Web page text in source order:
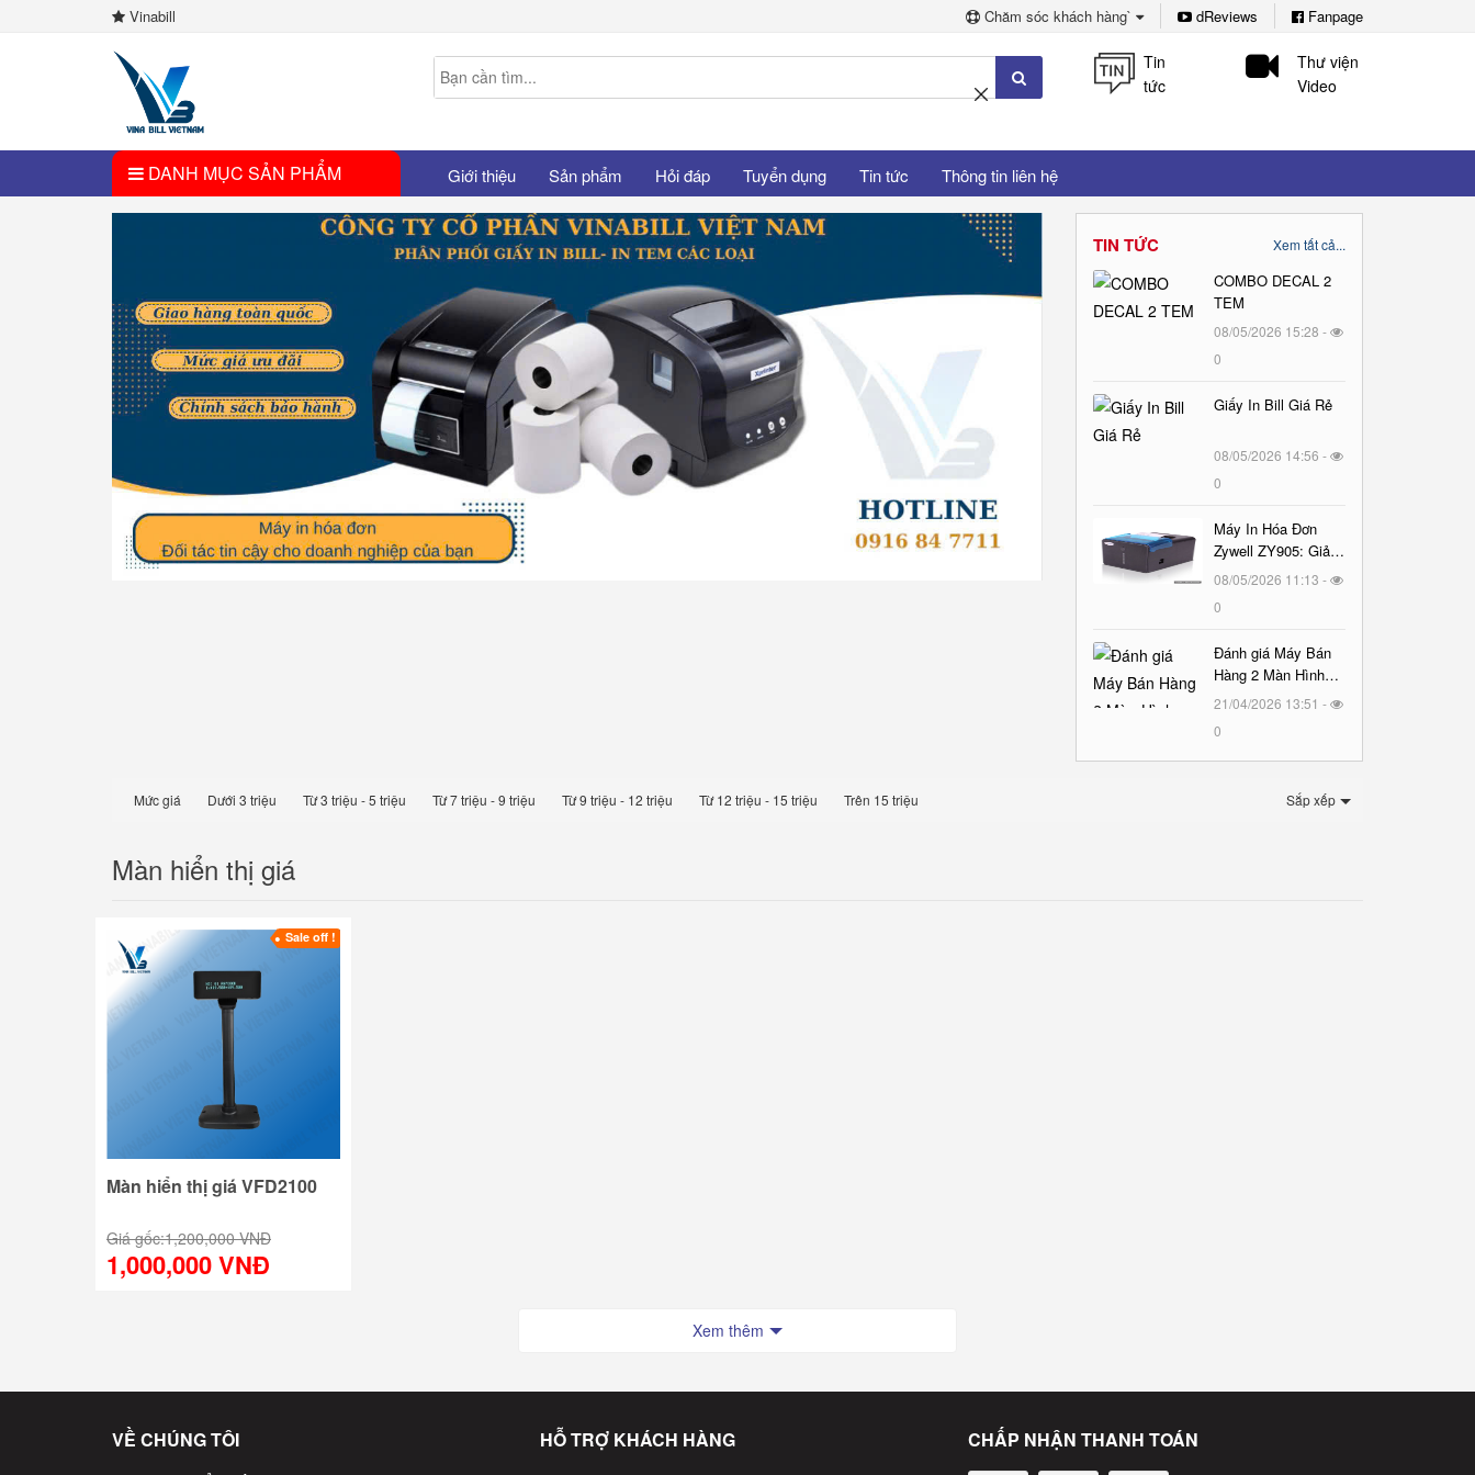
Vinabill Chăm sóc khách hàng` dReviews Fanpage
Tin
tức
Thư viện
Video
DANH MỤC SẢN PHẨM Giới thiệu Sản phẩm Hỏi đáp Tuyển dụng Tin tức Thông tin liên hệ
TIN TỨC Xem tất cả...
COMBO DECAL 2
TEM
08/05/2026 15:28 -
0
Giấy In Bill Giá Rẻ
08/05/2026 14:56 -
0
Máy In Hóa Đơn
Zywell ZY905: Giải
Pháp In Ấn Vượt
Hàng
08/05/2026 11:13 -
0
Đánh giá Máy Bán
Hàng 2 Màn Hình
TYSSO TS1717 :
Suất
21/04/2026 13:51 -
0
Mức giá Dưới 3 triệu Từ 3 triệu - 5 triệu Từ 7 triệu - 9 triệu Từ 9 triệu - 12 triệu Từ 12 triệu - 15 triệu Trên 15 triệu Sắp xếp
Màn hiển thị giá
Màn hiển thị giá VFD2100
Giá gốc:1,200,000 VNĐ
1,000,000 VNĐ
Sale off !
Xem thêm
VỀ CHÚNG TÔI HỖ TRỢ KHÁCH HÀNG CHẤP NHẬN THANH TOÁN